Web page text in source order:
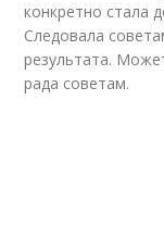
конкретно стала
Следовала
результата.
рада советам.